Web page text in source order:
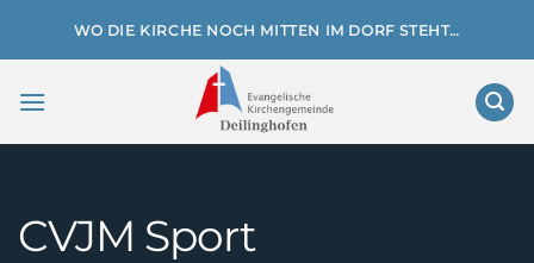
WO DIE KIRCHE NOCH MITTEN IM DORF STEHT…
CVJM Sport